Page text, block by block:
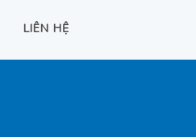
LIÊN HỆ